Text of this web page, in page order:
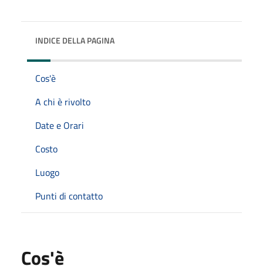
INDICE DELLA PAGINA
Cos'è
A chi è rivolto
Date e Orari
Costo
Luogo
Punti di contatto
Cos'è